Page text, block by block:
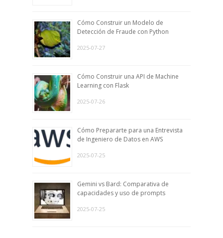
Cómo Construir un Modelo de
Detección de Fraude con Python
2025-07-27
Cómo Construir una API de Machine
Learning con Flask
2025-07-26
Cómo Prepararte para una Entrevista
de Ingeniero de Datos en AWS
2025-07-25
Gemini vs Bard: Comparativa de
capacidades y uso de prompts
2025-07-25